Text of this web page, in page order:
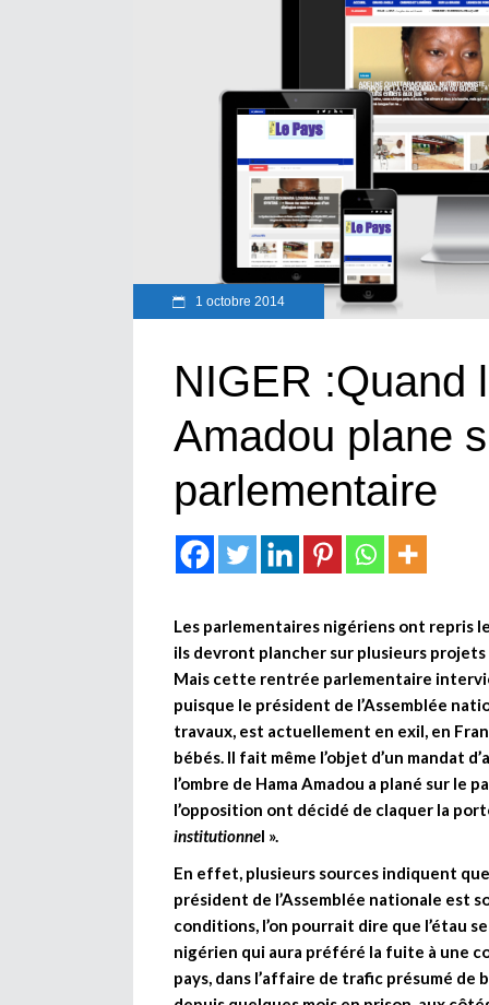
1 octobre 2014
NIGER :Quand
Amadou plane
parlementaire
Les parlementaires nigériens ont repris
ils devront plancher sur plusieurs projets
Mais cette rentrée parlementaire
puisque le président de l’Assemblée
travaux, est actuellement en exil, en
bébés. Il fait même l’objet d’un mandat
l’ombre de Hama Amadou a plané sur
l’opposition ont décidé de claquer la
institutionnel ».
En effet, plusieurs sources indiquent
président de l’Assemblée nationale est
conditions, l’on pourrait dire que l’étau
nigérien qui aura préféré la fuite à une
pays, dans l’affaire de trafic présumé